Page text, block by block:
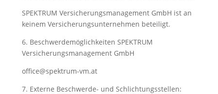
SPEKTRUM Versicherungsmanagement GmbH ist an
keinem Versicherungsunternehmen beteiligt.
6. Beschwerdemöglichkeiten SPEKTRUM
Versicherungsmanagement GmbH
office@spektrum-vm.at
7. Externe Beschwerde- und Schlichtungsstellen: